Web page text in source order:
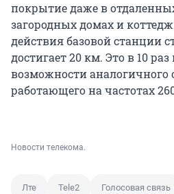
покрытие даже в
загородных домах и
действия базовой станции
достигает 20 км. Это в 10
возможности аналогичного
работающего на частотах
Новости телекома.
Лте Tele2 Голосовая связь